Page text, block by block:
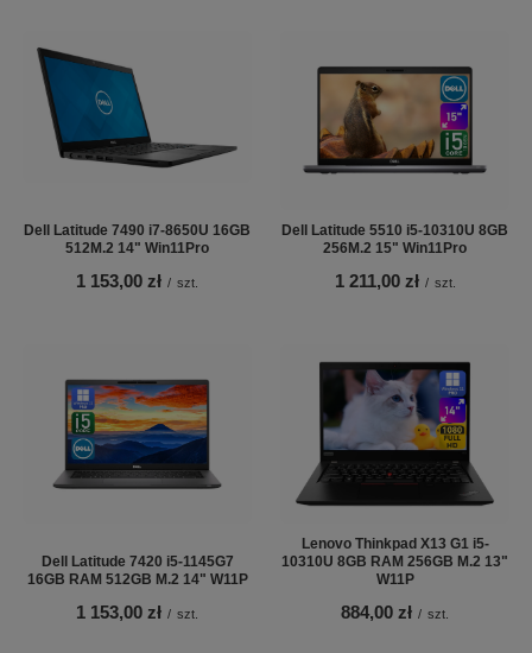
Dell Latitude 7490 i7-8650U 16GB
512M.2 14" Win11Pro
1 153,00 zł / szt.
Dell Latitude 5510 i5-10310U 8GB
256M.2 15" Win11Pro
1 211,00 zł / szt.
Dell Latitude 7420 i5-1145G7
16GB RAM 512GB M.2 14" W11P
1 153,00 zł / szt.
Lenovo Thinkpad X13 G1 i5-
10310U 8GB RAM 256GB M.2 13"
W11P
884,00 zł / szt.